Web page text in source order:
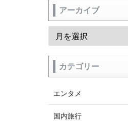
アーカイブ
カテゴリー
エンタメ
国内旅行